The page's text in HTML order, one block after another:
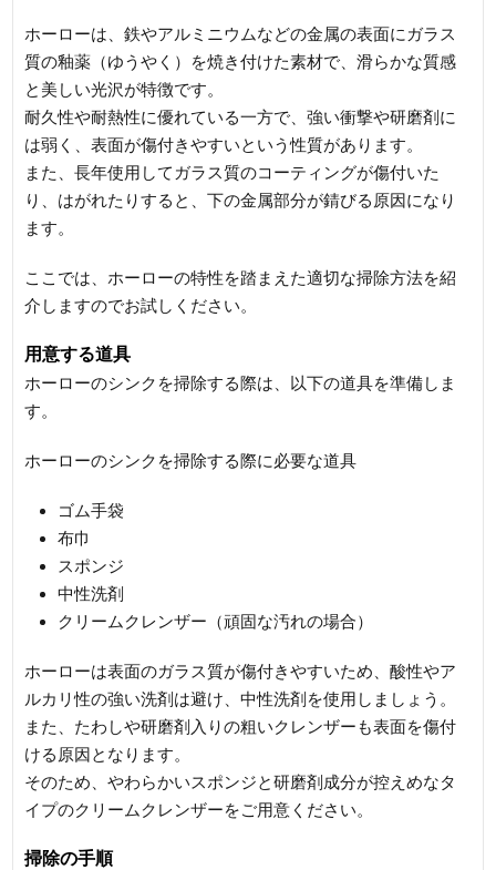
ホーローは、鉄やアルミニウムなどの金属の表面にガラス
質の釉薬（ゆうやく）を焼き付けた素材で、滑らかな質感
と美しい光沢が特徴です。
耐久性や耐熱性に優れている一方で、強い衝撃や研磨剤に
は弱く、表面が傷付きやすいという性質があります。
また、長年使用してガラス質のコーティングが傷付いた
り、はがれたりすると、下の金属部分が錆びる原因になり
ます。
ここでは、ホーローの特性を踏まえた適切な掃除方法を紹
介しますのでお試しください。
用意する道具
ホーローのシンクを掃除する際は、以下の道具を準備しま
す。
ホーローのシンクを掃除する際に必要な道具
ゴム手袋
布巾
スポンジ
中性洗剤
クリームクレンザー（頑固な汚れの場合）
ホーローは表面のガラス質が傷付きやすいため、酸性やア
ルカリ性の強い洗剤は避け、中性洗剤を使用しましょう。
また、たわしや研磨剤入りの粗いクレンザーも表面を傷付
ける原因となります。
そのため、やわらかいスポンジと研磨剤成分が控えめなタ
イプのクリームクレンザーをご用意ください。
掃除の手順